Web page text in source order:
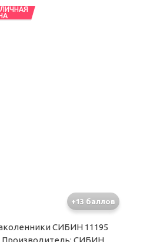
+13 баллов
СИБИН 11195
Производитель: СИБИН